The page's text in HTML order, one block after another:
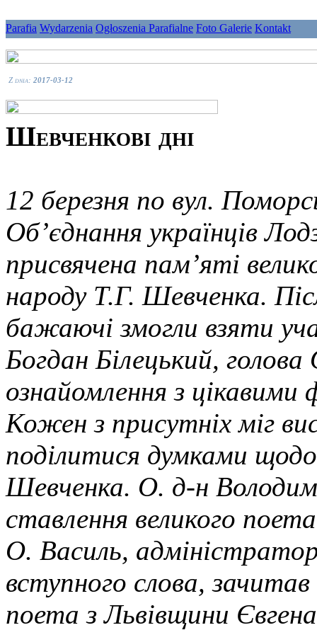
Parafia Wydarzenia Ogłoszenia Parafialne Foto Galerie Kontakt
Z dnia: 2017-03-12
Шевченкові дні
12 березня по вул.
Об’єднання українців
присвячена пам’яті
народу Т.Г. Шевченка.
бажаючі змогли взяти
Богдан Білецький, голова
ознайомлення з
Кожен з присутніх міг
поділитися думками
Шевченка. О. д-н
ставлення великого
О. Василь,
вступного слова,
поета з Львівщини